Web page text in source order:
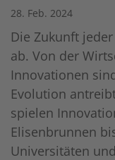
28. Feb. 2024
Die Zukunft
ab. Von der
Innovationen
Evolution
spielen
Elisenbrunnen
Universitäten